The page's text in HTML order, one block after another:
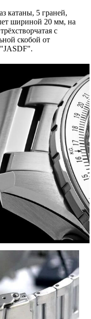
катаны, 5 граней,
шириной 20 мм, на
с
скобой от
"JASDF".